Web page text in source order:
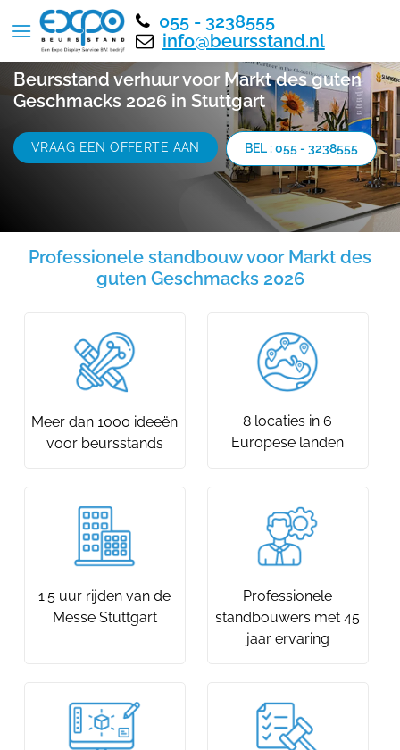
055 - 3238555
info@beursstand.nl
Beursstand verhuur voor Markt des guten
Geschmacks 2026 in Stuttgart
VRAAG EEN OFFERTE AAN BEL : 055 - 3238555
Professionele standbouw voor Markt des
guten Geschmacks 2026
Meer dan 1000 ideeën
voor beursstands
8 locaties in 6
Europese landen
1.5 uur rijden van de
Messe Stuttgart
Professionele
standbouwers met 45
jaar ervaring